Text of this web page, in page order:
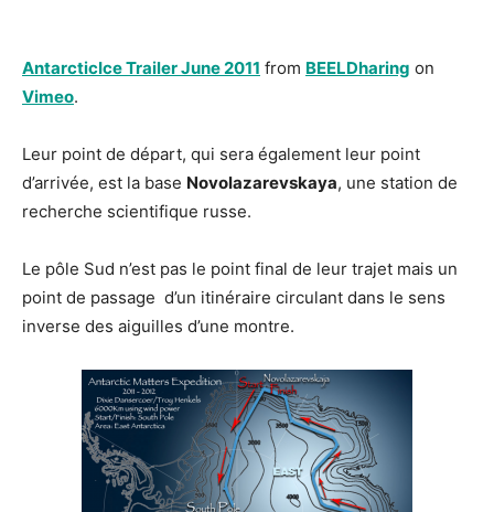
AntarcticIce Trailer June 2011 from BEELDharing on
Vimeo.
Leur point de départ, qui sera également leur point
d’arrivée, est la base Novolazarevskaya, une station de
recherche scientifique russe.
Le pôle Sud n’est pas le point final de leur trajet mais un
point de passage d’un itinéraire circulant dans le sens
inverse des aiguilles d’une montre.